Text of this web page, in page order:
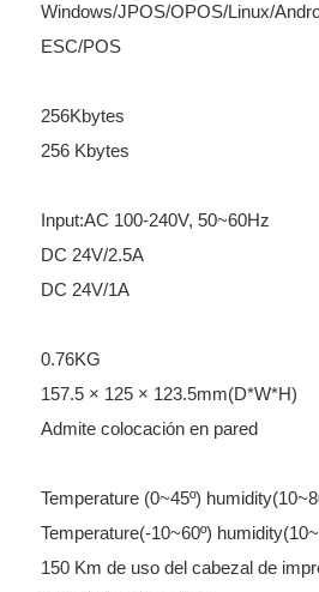
Windows/JPOS/OPOS/Linux/
ESC/POS
256Kbytes
256 Kbytes
Input:AC 100-240V, 50~60Hz
DC 24V/2.5A
DC 24V/1A
0.76KG
157.5 × 125 × 123.5mm(D*W*H)
Admite colocación en pared
Temperature (0~45º)
Temperature(-10~60º)
150 Km de uso del cabezal de